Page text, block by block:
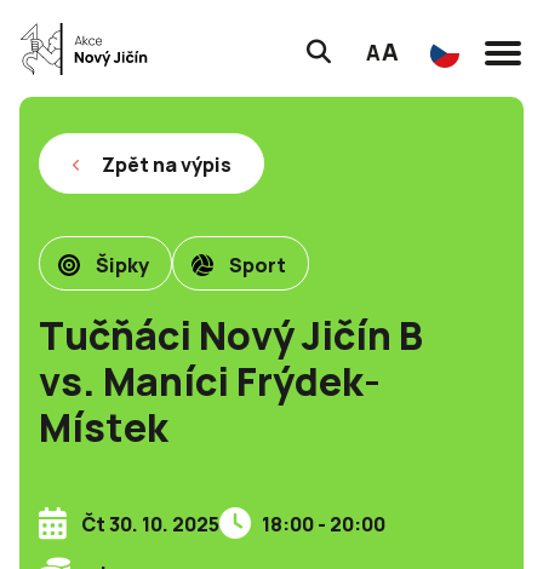
AA
Zpět na výpis
Šipky Sport
Tučňáci Nový Jičín B
vs. Maníci Frýdek-
Místek
Čt 30. 10. 2025
18:00 - 20:00